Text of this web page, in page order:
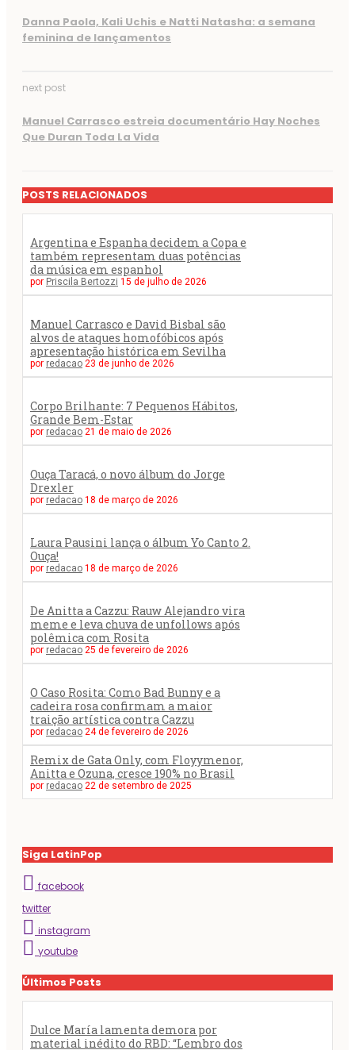
Danna Paola, Kali Uchis e Natti Natasha: a semana
feminina de lançamentos
next post
Manuel Carrasco estreia documentário Hay Noches
Que Duran Toda La Vida
POSTS RELACIONADOS
Argentina e Espanha decidem a Copa e
também representam duas potências
da música em espanhol
por Priscila Bertozzi 15 de julho de 2026
Manuel Carrasco e David Bisbal são
alvos de ataques homofóbicos após
apresentação histórica em Sevilha
por redacao 23 de junho de 2026
Corpo Brilhante: 7 Pequenos Hábitos,
Grande Bem-Estar
por redacao 21 de maio de 2026
Ouça Taracá, o novo álbum do Jorge
Drexler
por redacao 18 de março de 2026
Laura Pausini lança o álbum Yo Canto 2.
Ouça!
por redacao 18 de março de 2026
De Anitta a Cazzu: Rauw Alejandro vira
meme e leva chuva de unfollows após
polêmica com Rosita
por redacao 25 de fevereiro de 2026
O Caso Rosita: Como Bad Bunny e a
cadeira rosa confirmam a maior
traição artística contra Cazzu
por redacao 24 de fevereiro de 2026
Remix de Gata Only, com Floyymenor,
Anitta e Ozuna, cresce 190% no Brasil
por redacao 22 de setembro de 2025
Siga LatinPop
facebook
twitter
instagram
youtube
Últimos Posts
Dulce María lamenta demora por
material inédito do RBD: “Lembro dos